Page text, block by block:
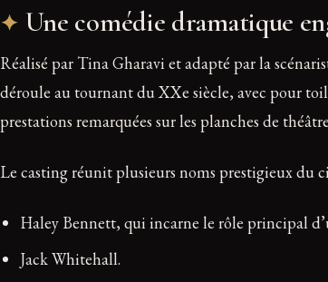
Une comédie dramatique
Réalisé par Tina Gharavi et adapté par la
déroule au tournant du XXe siècle, avec pour
prestations remarquées sur les planches de
Le casting réunit plusieurs noms prestigieux du
Haley Bennett, qui incarne le rôle principal
Jack Whitehall.